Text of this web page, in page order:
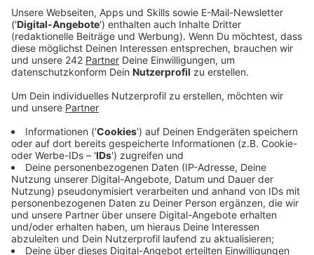
gehört, dass ihr Euren Weihnachtsbaum essen
könnt?
Veröffentlicht:Freitag, 05.01.2024 05:58
Anzeige
Die britische Köchin Julia Georgallis hat in ihrem
Kochbuch „How To Eat Your Christmas Tree“
verschiedene Rezepte rund um den Weihnachtsbaum
zusammengestellt. Es geht dabei primär um das
Aroma der Nadeln, ähnlich wie bei Rosmarin. Ob Tee,
Sirup (z.B. als Brotaufstrich), Likör oder Eiscreme,hier